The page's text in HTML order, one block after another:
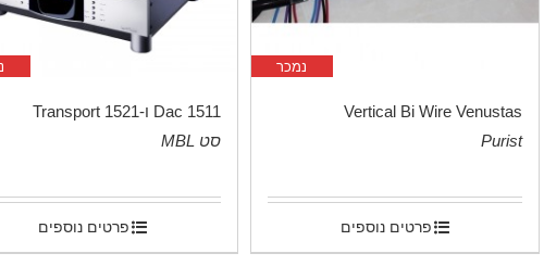
נמכר
Vertical Bi Wire Venustas
Purist
פרטים נוספים
1511 Dac ו-1521 Transport
סט MBL
פרטים נוספים